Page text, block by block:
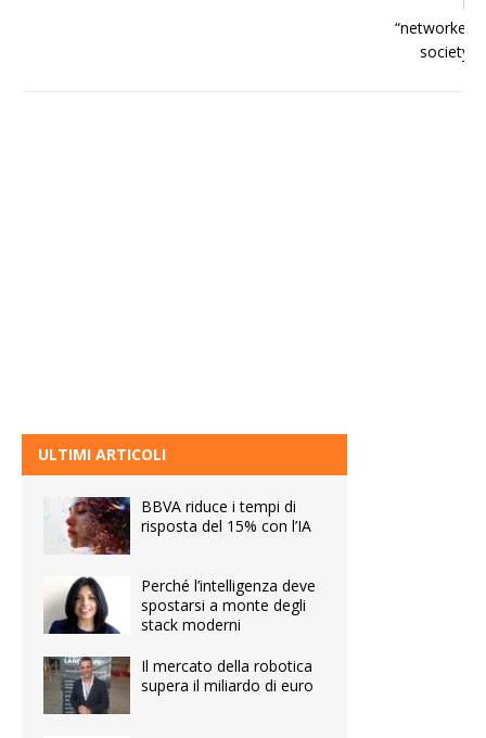
ULTIMI ARTICOLI
BBVA riduce i tempi di
risposta del 15% con l’IA
Perché l’intelligenza deve
spostarsi a monte degli
stack moderni
Il mercato della robotica
supera il miliardo di euro